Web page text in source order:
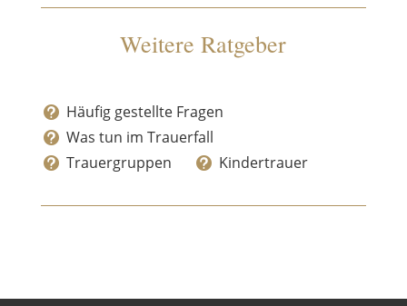
Weitere Ratgeber
 Häufig gestellte Fragen
 Was tun im Trauerfall
 Trauergruppen  Kindertrauer